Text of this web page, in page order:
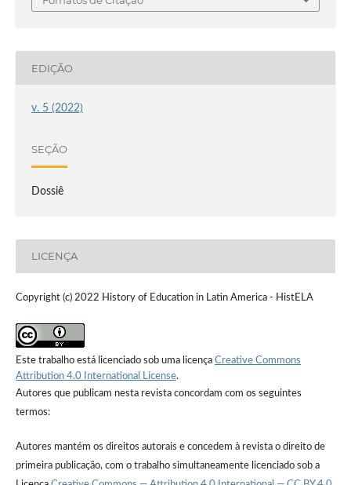
EDIÇÃO
v. 5 (2022)
SEÇÃO
Dossiê
LICENÇA
Copyright (c) 2022 History of Education in Latin America - HistELA
Este trabalho está licenciado sob uma licença Creative Commons
Attribution 4.0 International License.
Autores que publicam nesta revista concordam com os seguintes
termos:
Autores mantém os direitos autorais e concedem à revista o direito de
primeira publicação, com o trabalho simultaneamente licenciado sob a